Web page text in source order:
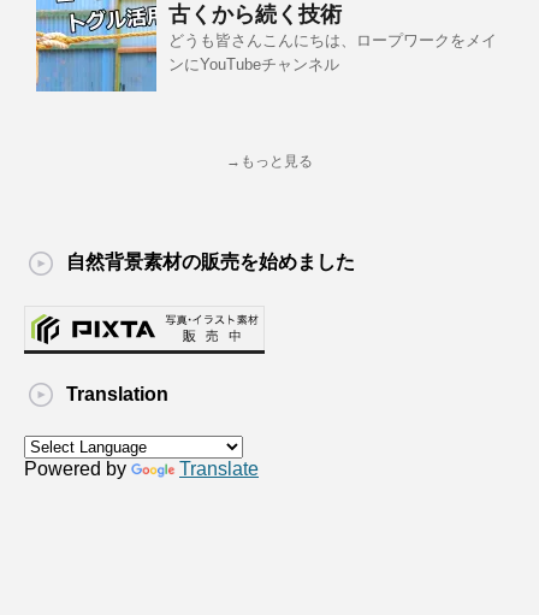
古くから続く技術
どうも皆さんこんにちは、ロープワークをメイ
ンにYouTubeチャンネル
→もっと見る
自然背景素材の販売を始めました
Translation
Powered by Translate